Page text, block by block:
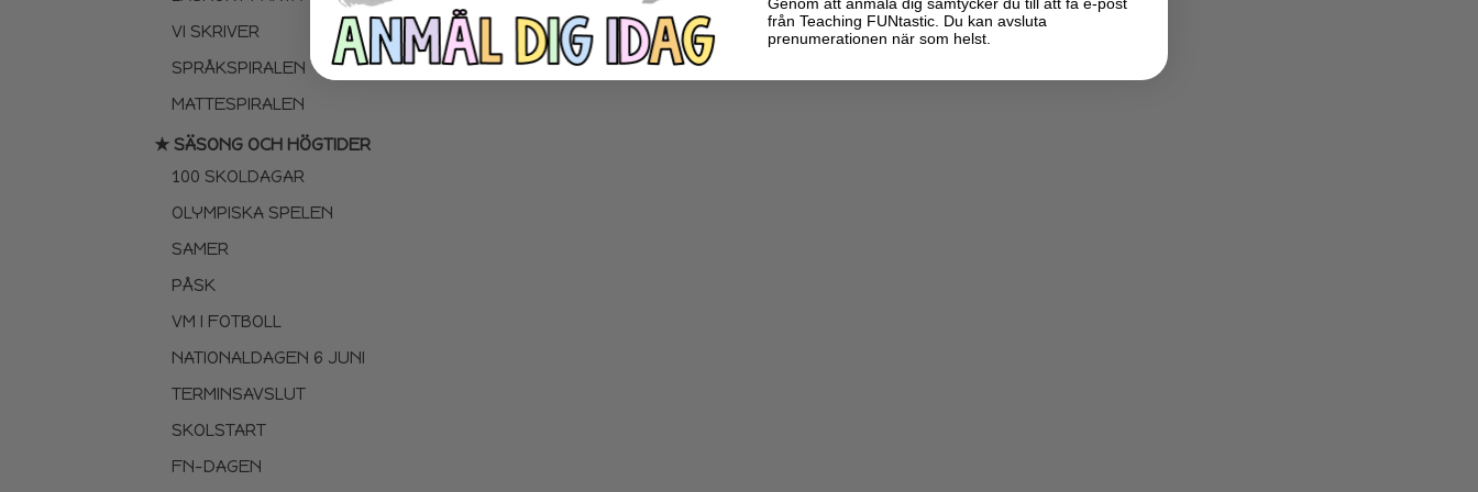
VI SKRIVER
SPRÅKSPIRALEN
MATTESPIRALEN
★ SÄSONG OCH HÖGTIDER
100 SKOLDAGAR
OLYMPISKA SPELEN
SAMER
PÅSK
VM I FOTBOLL
NATIONALDAGEN 6 JUNI
TERMINSAVSLUT
SKOLSTART
FN-DAGEN
från Teaching FUNtastic. Du kan avsluta
prenumerationen när som helst.